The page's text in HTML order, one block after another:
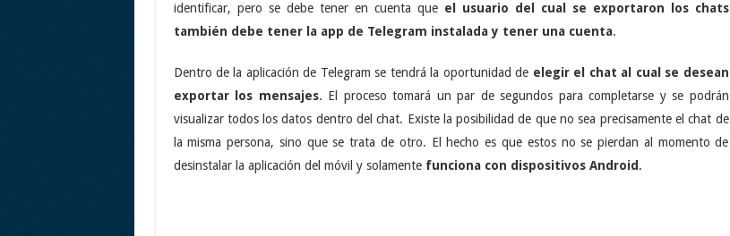
identificar, pero se debe tener en cuenta que el usuario del cual se exportaron los chats
también debe tener la app de Telegram instalada y tener una cuenta.
Dentro de la aplicación de Telegram se tendrá la oportunidad de elegir el chat al cual se desean
exportar los mensajes. El proceso tomará un par de segundos para completarse y se podrán
visualizar todos los datos dentro del chat. Existe la posibilidad de que no sea precisamente el chat de
la misma persona, sino que se trata de otro. El hecho es que estos no se pierdan al momento de
desinstalar la aplicación del móvil y solamente funciona con dispositivos Android .